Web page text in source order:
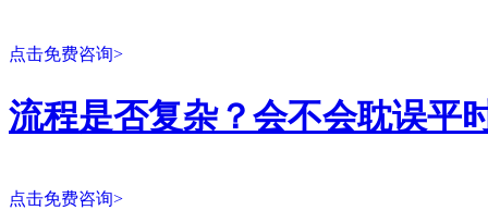
点击免费咨询>
流程是否复杂？会不会耽误平
点击免费咨询>